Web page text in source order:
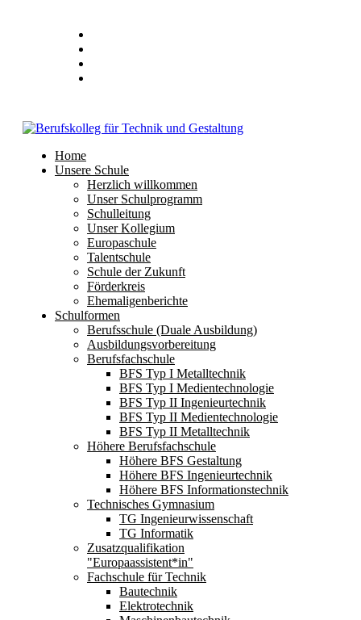
Home
Unsere Schule
Herzlich willkommen
Unser Schulprogramm
Schulleitung
Unser Kollegium
Europaschule
Talentschule
Schule der Zukunft
Förderkreis
Ehemaligenberichte
Schulformen
Berufsschule (Duale Ausbildung)
Ausbildungsvorbereitung
Berufsfachschule
BFS Typ I Metalltechnik
BFS Typ I Medientechnologie
BFS Typ II Ingenieurtechnik
BFS Typ II Medientechnologie
BFS Typ II Metalltechnik
Höhere Berufsfachschule
Höhere BFS Gestaltung
Höhere BFS Ingenieurtechnik
Höhere BFS Informationstechnik
Technisches Gymnasium
TG Ingenieurwissenschaft
TG Informatik
Zusatzqualifikation
"Europaassistent*in"
Fachschule für Technik
Bautechnik
Elektrotechnik